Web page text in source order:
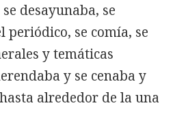
desayunaba, se
periódico, se comía, se
y temáticas
y se cenaba y
alrededor de la una